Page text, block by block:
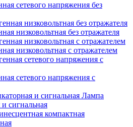
сетевого напряжения без
низковольтная без отражателя
низковольтная с отражателем
сетевого напряжения с
Лампа
сигнальная